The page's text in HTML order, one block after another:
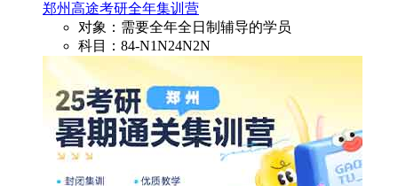
郑州高途考研全年集训营
对象：需要全年全日制辅导的学员
科目：84-N1N24N2N